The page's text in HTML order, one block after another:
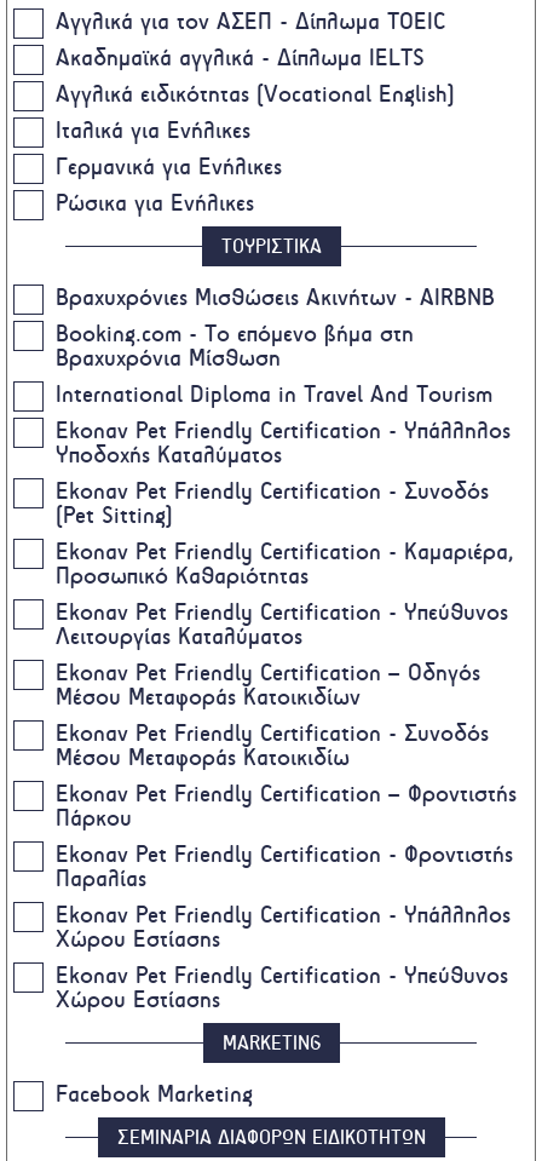
Αγγλικά για τον ΑΣΕΠ - Δίπλωμα TOEIC
Ακαδημαϊκά αγγλικά - Δίπλωμα IELTS
Αγγλικά ειδικότητας (Vocational English)
Ιταλικά για Ενήλικες
Γερμανικά για Ενήλικες
Ρώσικα για Ενήλικες
ΤΟΥΡΙΣΤΙΚΑ
Βραχυχρόνιες Μισθώσεις Ακινήτων - AIRBNB
Booking.com - Το επόμενο βήμα στη
Βραχυχρόνια Μίσθωση
International Diploma in Travel And Tourism
Ekonav Pet Friendly Certification - Υπάλληλος
Υποδοχής Καταλύματος
Ekonav Pet Friendly Certification - Συνοδός
(Pet Sitting)
Ekonav Pet Friendly Certification - Καμαριέρα,
Προσωπικό Καθαριότητας
Ekonav Pet Friendly Certification - Υπεύθυνος
Λειτουργίας Καταλύματος
Ekonav Pet Friendly Certification – Οδηγός
Μέσου Μεταφοράς Κατοικιδίων
Ekonav Pet Friendly Certification - Συνοδός
Μέσου Μεταφοράς Κατοικιδίω
Ekonav Pet Friendly Certification – Φροντιστής
Πάρκου
Ekonav Pet Friendly Certification - Φροντιστής
Παραλίας
Ekonav Pet Friendly Certification - Υπάλληλος
Χώρου Εστίασης
Ekonav Pet Friendly Certification - Υπεύθυνος
Χώρου Εστίασης
MARKETING
Facebook Marketing
ΣΕΜΙΝΑΡΙΑ ΔΙΑΦΟΡΩΝ ΕΙΔΙΚΟΤΗΤΩΝ